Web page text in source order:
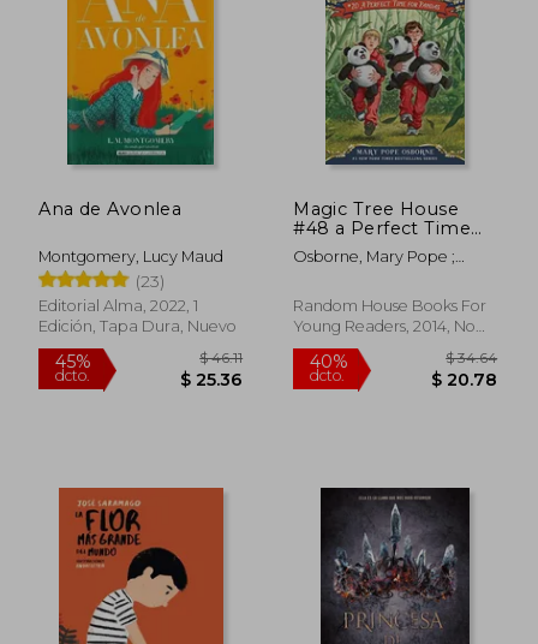
45%
dcto.
Ana de Avonlea
Montgomery, Lucy Maud
(23)
Editorial Alma, 2022, 1
Edición, Tapa Dura, Nuevo
Magic Tree House
#48 a Perfect Time
for Pandas (Magic
Tree House: A Merlin
Osborne, Mary Pope ;
Random House Books For
Young Readers, 2014, No
Edición, Tapa Blanda,
Nuevo